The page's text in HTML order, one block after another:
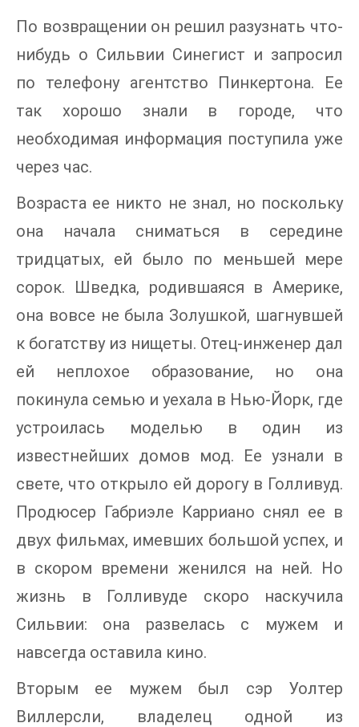
По возвращении он решил разузнать что-
нибудь о Сильвии Синегист и запросил
по телефону агентство Пинкертона. Ее
так хорошо знали в городе, что
необходимая информация поступила уже
через час.
Возраста ее никто не знал, но поскольку
она начала сниматься в середине
тридцатых, ей было по меньшей мере
сорок. Шведка, родившаяся в Америке,
она вовсе не была Золушкой, шагнувшей
к богатству из нищеты. Отец-инженер дал
ей неплохое образование, но она
покинула семью и уехала в Нью-Йорк, где
устроилась моделью в один из
известнейших домов мод. Ее узнали в
свете, что открыло ей дорогу в Голливуд.
Продюсер Габриэле Карриано снял ее в
двух фильмах, имевших большой успех, и
в скором времени женился на ней. Но
жизнь в Голливуде скоро наскучила
Сильвии: она развелась с мужем и
навсегда оставила кино.
Вторым ее мужем был сэр Уолтер
Виллерсли, владелец одной из